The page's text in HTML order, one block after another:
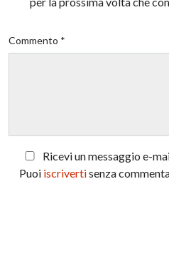
Commento *
Ricevi un messaggio e-
Puoi iscrivertisenza